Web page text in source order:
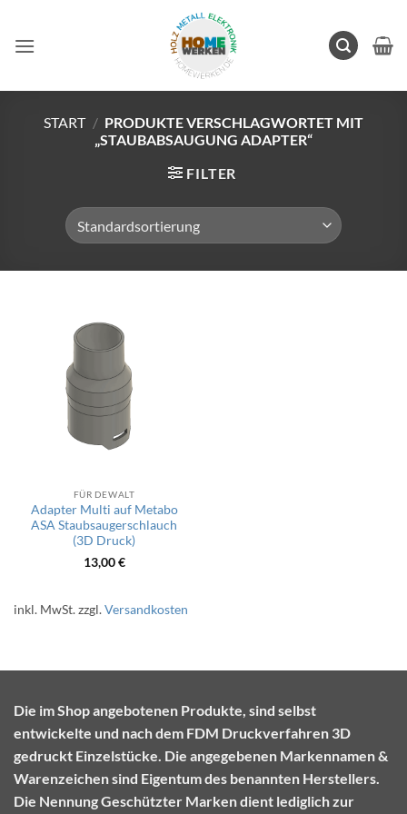
springen
START / PRODUKTE VERSCHLAGWORTET MIT
„STAUBABSAUGUNG ADAPTER“
FILTER
FÜR DEWALT
Adapter Multi auf Metabo
ASA Staubsaugerschlauch
(3D Druck)
13,00€
inkl. MwSt.zzgl.Versandkosten
Die im Shop angebotenen Produkte, sind selbst
entwickelte und nach dem FDM Druckverfahren 3D
gedruckt Einzelstücke. Die angegebenen Markennamen &
Warenzeichen sind Eigentum des benannten Herstellers.
Die Nennung Geschützter Marken dient lediglich zur